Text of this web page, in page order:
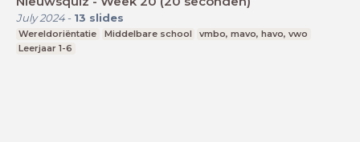
July 2024- 13 slides
Wereldoriëntatie Middelbare school
vmbo, mavo, havo, vwo
Leerjaar 1-6